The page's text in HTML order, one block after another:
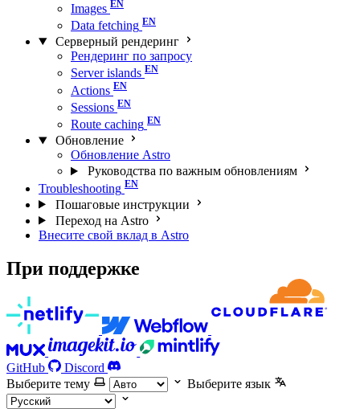
Images
Data fetching
Серверный рендеринг
Рендеринг по запросу
Server islands
Actions
Sessions
Route caching
Обновление
Обновление Astro
Руководства по важным обновлениям
Troubleshooting
Пошаговые инструкции
Переход на Astro
Внесите свой вклад в Astro
При поддержке
GitHub
Discord
Выберите тему
Выберите язык